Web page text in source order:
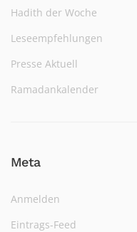
Hadith der Woche
Leseempfehlungen
Presse Aktuell
Ramadankalender
Meta
Anmelden
Eintrags-Feed